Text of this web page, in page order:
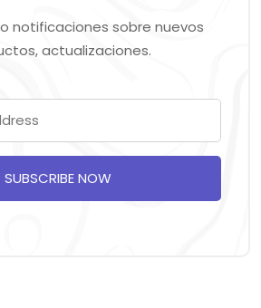
notificaciones sobre nuevos
actualizaciones.
SUBSCRIBE NOW